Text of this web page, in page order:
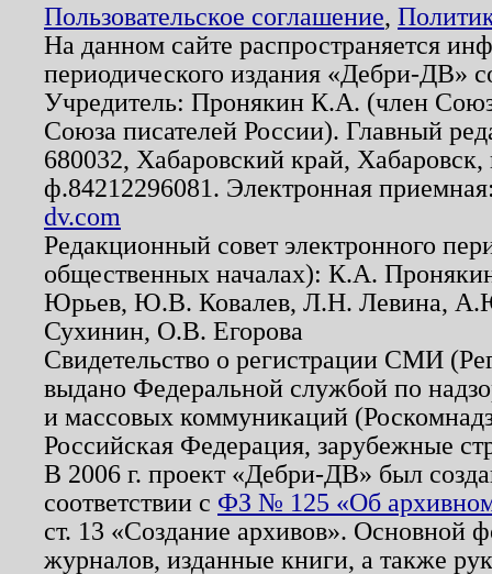
Пользовательское соглашение,
На данном сайте распространяется
периодического издания «Дебри-ДВ»
Учредитель: Пронякин К.А. (член
Союза писателей России). Главный
680032, Хабаровский край,
ф.84212296081. Электронная
dv.com
Редакционный совет электронного
общественных началах): К.А.
Юрьев, Ю.В. Ковалев, Л.Н. Левина,
Сухинин, О.В. Егорова
Свидетельство о регистрации СМИ
выдано Федеральной службой по
и массовых коммуникаций
Российская Федерация, зарубежные
В 2006 г. проект «Дебри-ДВ» был
соответствии с ФЗ № 125 «Об
ст. 13 «Создание архивов». Основной
журналов, изданные книги, а также